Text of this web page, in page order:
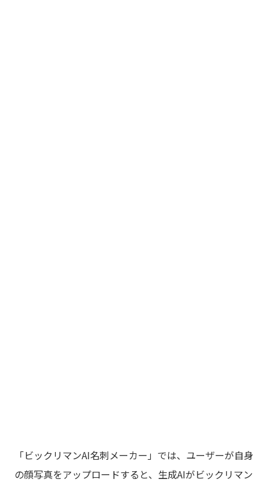
「ビックリマンAI名刺メーカー」では、ユーザーが自身
の顔写真をアップロードすると、生成AIがビックリマン